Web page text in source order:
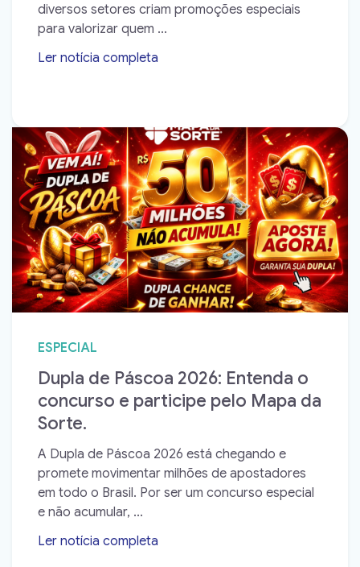
diversos setores criam promoções especiais
para valorizar quem ...
Ler notícia completa
ESPECIAL
Dupla de Páscoa 2026: Entenda o
concurso e participe pelo Mapa da
Sorte.
A Dupla de Páscoa 2026 está chegando e
promete movimentar milhões de apostadores
em todo o Brasil. Por ser um concurso especial
e não acumular, ...
Ler notícia completa